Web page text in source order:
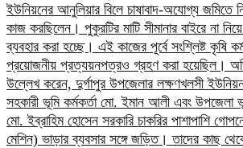
ইউনিয়নের আনুলিয়ার বিলে চাষাবাদ-অযোগ্য জমিতে
কাজ করছিলেন। পুকুরটির মাটি সীমানার বাইরে না
ব্যবহার করা হচ্ছে। এই কাজের পূর্বে সংশ্লিষ্ট কৃষি
প্রয়োজনীয় প্রত্যয়নপত্রও গ্রহণ করা হয়েছিল।​
উল্লেখ করেন, দুর্গাপুর উপজেলার লক্ষণখলসী
সহকারী ভূমি কর্মকর্তা মো. ইমান আলী এবং উপজেলা
মো. ইব্রাহিম হোসেন সরকারি চাকরির পাশাপাশি
মেশিন) ভাড়ার ব্যবসার সঙ্গে জড়িত। তাদের কাছ